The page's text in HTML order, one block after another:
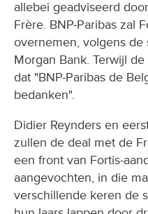
allebei geadviseerd
Frère. BNP-Paribas zal
overnemen, volgens de
Morgan Bank. Terwijl
dat "BNP-Paribas de
bedanken".
Didier Reynders en
zullen de deal met de
een front van Fortis-
aangevochten, in die
verschillende keren de